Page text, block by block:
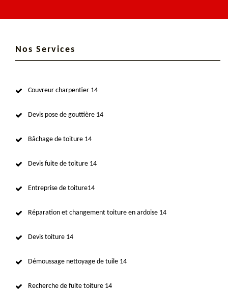
Nos Services
Couvreur charpentier 14
Devis pose de gouttière 14
Bâchage de toiture 14
Devis fuite de toiture 14
Entreprise de toiture14
Réparation et changement toiture en ardoise 14
Devis toiture 14
Démoussage nettoyage de tuile 14
Recherche de fuite toiture 14